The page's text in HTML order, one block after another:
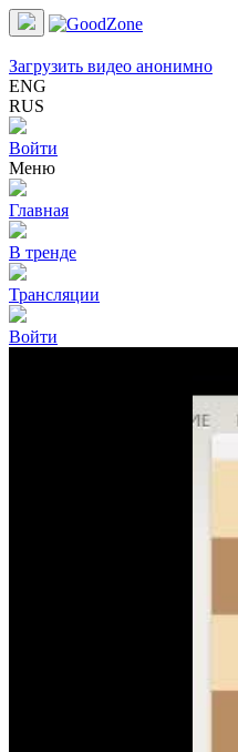
Загрузить видео анонимно
ENG
RUS
Войти
Меню
Главная
В тренде
Трансляции
Войти